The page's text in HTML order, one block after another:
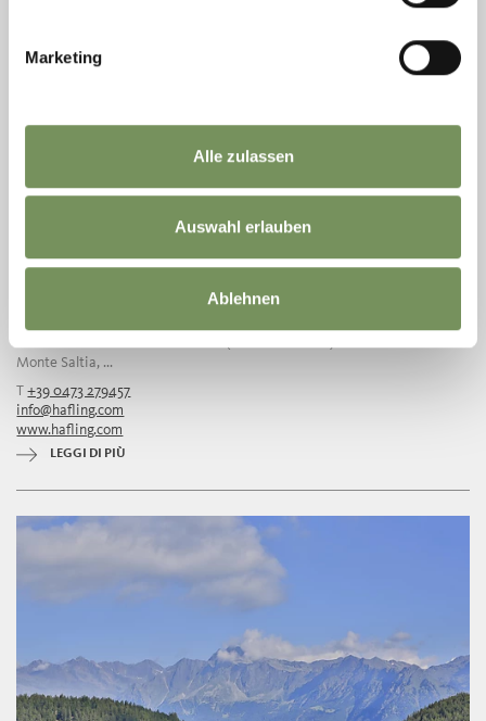
Marketing
Alle zulassen
Auswahl erlauben
Ablehnen
CHIESA DI SAN GIACOMO - CANNOCCHIALE
SENTIERO N. 38, VERANO
Monte Saltia, ...
T+39 0473 279457
info@hafling.com
www.hafling.com
LEGGI DI PIÙ